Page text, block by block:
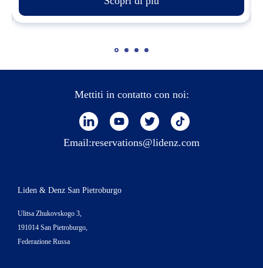
Mettiti in contatto con noi:
Email:reservations@lidenz.com
Liden & Denz San Pietroburgo
Ulitsa Zhukovskogo 3,
191014 San Pietroburgo,
Federazione Russa